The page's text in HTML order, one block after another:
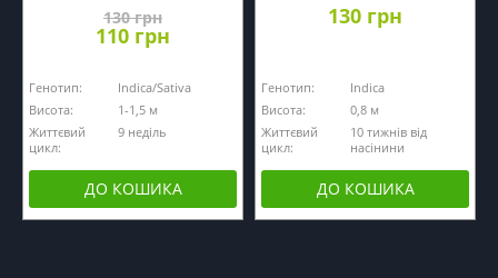
130 грн
110 грн
Генотип:
Indica/Sativa
Висота:
1-1,5 м
Життєвий
цикл:
9 неділь
ДО КОШИКА
130 грн
Генотип:
Indica
Висота:
0,8 м
Життєвий
цикл:
10 тижнів від
насінини
ДО КОШИКА